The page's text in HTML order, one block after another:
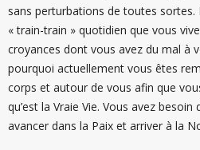
sans perturbations de toutes sortes.
« train-train » quotidien que vous
croyances dont vous avez du mal à
pourquoi actuellement vous êtes
corps et autour de vous afin que
qu’est la Vraie Vie. Vous avez
avancer dans la Paix et arriver à la